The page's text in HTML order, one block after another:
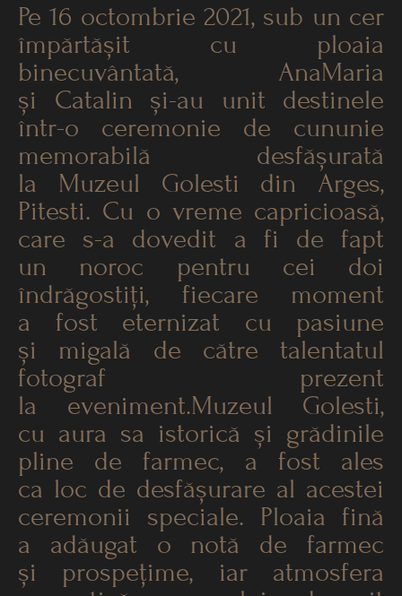
Pe 16 octombrie 2021, sub un cer
împărtășit cu ploaia
binecuvântată, AnaMaria
și Catalin și-au unit destinele
într-o ceremonie de cununie
memorabilă desfășurată
la Muzeul Golesti din Arges,
Pitesti. Cu o vreme capricioasă,
care s-a dovedit a fi de fapt
un noroc pentru cei doi
îndrăgostiți, fiecare moment
a fost eternizat cu pasiune
și migală de către talentatul
fotograf prezent
la eveniment.Muzeul Golesti,
cu aura sa istorică și grădinile
pline de farmec, a fost ales
ca loc de desfășurare al acestei
ceremonii speciale. Ploaia fină
a adăugat o notă de farmec
și prospețime, iar atmosfera